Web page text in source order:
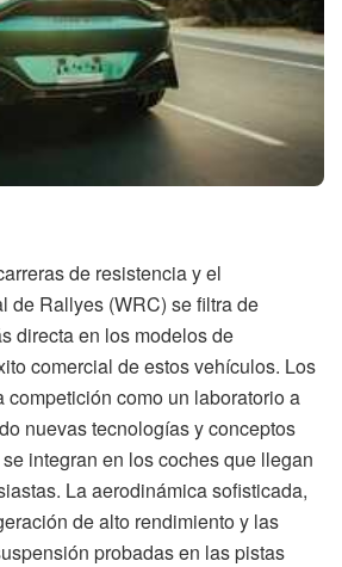
de resistencia y el
de Rallyes (WRC) se filtra de
directa en los modelos de
comercial de estos vehículos. Los
competición como un laboratorio a
nuevas tecnologías y conceptos
integran en los coches que llegan
La aerodinámica sofisticada,
de alto rendimiento y las
probadas en las pistas